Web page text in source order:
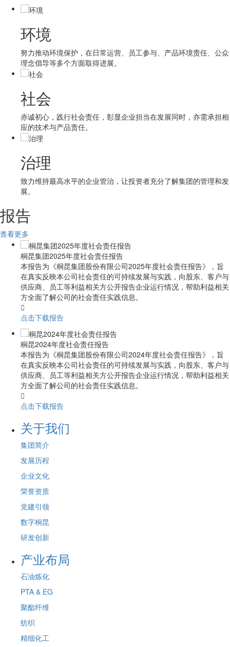
环境
努力推动环境保护，在日常运营、员工参与、产品环境责任、公众
理念倡导等多个方面取得进展。
社会
赤诚初心，践行社会责任，彰显企业担当在发展同时，亦需承担相
应的技术与产品责任。
治理
致力维持最高水平的企业管治，让投资者充分了解集团的管理和发
展。
报告
查看更多
桐昆集团2025年度社会责任报告
本报告为《桐昆集团股份有限公司2025年度社会责任报告》，旨
在真实反映本公司社会责任的可持续发展与实践，向股东、客户与
供应商、员工等利益相关方公开报告企业运行情况，帮助利益相关
方全面了解公司的社会责任实践信息。

点击下载报告
桐昆2024年度社会责任报告
本报告为《桐昆集团股份有限公司2024年度社会责任报告》，旨
在真实反映本公司社会责任的可持续发展与实践，向股东、客户与
供应商、员工等利益相关方公开报告企业运行情况，帮助利益相关
方全面了解公司的社会责任实践信息。

点击下载报告
关于我们
集团简介
发展历程
企业文化
荣誉资质
党建引领
数字桐昆
研发创新
产业布局
石油炼化
PTA & EG
聚酯纤维
纺织
精细化工